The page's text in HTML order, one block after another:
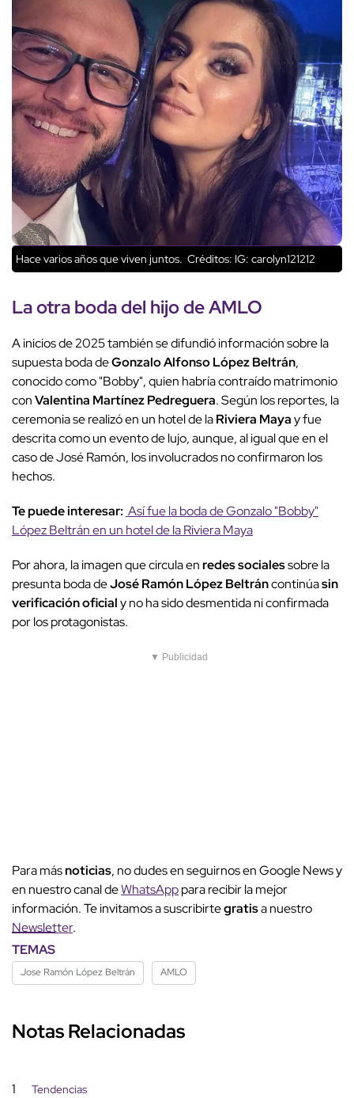
Hace varios años que viven juntos. Créditos: IG: carolyn121212
La otra boda del hijo de AMLO
A inicios de 2025 también se difundió información sobre la
supuesta boda deGonzalo Alfonso López Beltrán,
conocido como "Bobby", quien habría contraído matrimonio
conValentina Martínez Pedreguera. Según los reportes, la
ceremonia se realizó en un hotel de laRiviera Mayay fue
descrita como un evento de lujo, aunque, al igual que en el
caso de José Ramón, los involucrados no confirmaron los
hechos.
Te puede interesar: Así fue la boda de Gonzalo "Bobby"
López Beltrán en un hotel de la Riviera Maya
Por ahora, la imagen que circula enredes socialessobre la
presunta boda deJosé Ramón López Beltráncontinúasin
verificación oficialy no ha sido desmentida ni confirmada
por los protagonistas.
▼ Publicidad
Para másnoticias, no dudes en seguirnos en Google News y
en nuestro canal deWhatsApppara recibir la mejor
información. Te invitamos a suscribirtegratisa nuestro
Newsletter.
TEMAS
Jose Ramón López Beltrán AMLO
Notas Relacionadas
1 Tendencias